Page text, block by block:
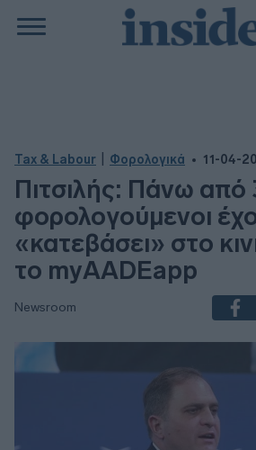
Tax & Labour Φορολογικά 11-04-
Πιτσιλής: Πάνω
φορολογούμενοι
«κατεβάσει» στο
το myAADEapp
Newsroom